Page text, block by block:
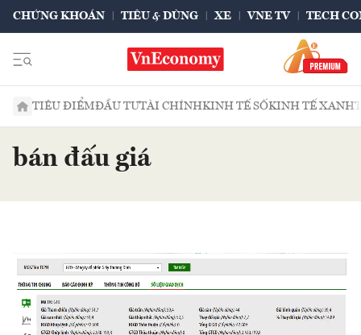
CHỨNG KHOÁN TIÊU & DÙNG XE VNE TV TECH
TIÊU ĐIỂMĐẦU TƯTÀI CHÍNHKINH TẾ SỐKINH TẾ XANH
bán đấu giá